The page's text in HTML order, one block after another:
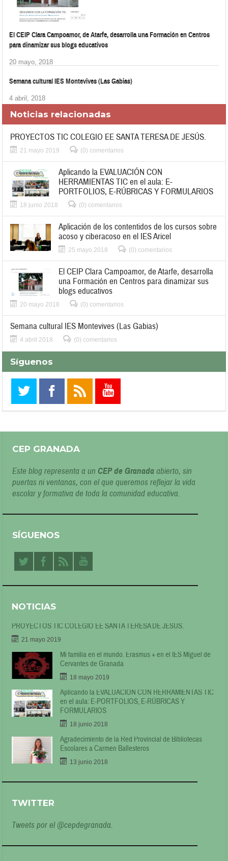
El CEIP Clara Campoamor, de Atarfe, desarrolla una Formación en Centros
para dinamizar sus blogs educativos
20 mayo, 2018
Semana cultural IES Montevives (Las Gabias)
4 abril, 2018
Noticias relacionadas
PROYECTOS TIC COLEGIO EE SANTA TERESA DE JESÚS.
21 mayo 2019 (0) comentarios
Aplicando la EVALUACIÓN CON
HERRAMIENTAS TIC en el aula: E-
PORTFOLIOS, E-RÚBRICAS Y FORMULARIOS
18 junio 2018 (0) comentarios
Aplicación de los contentidos de los cursos sobre
acoso y ciberacoso en el IES Aricel
25 mayo 2018 (0) comentarios
El CEIP Clara Campoamor, de Atarfe, desarrolla
una Formación en Centros para dinamizar sus
blogs educativos
20 mayo 2018 (0) comentarios
Semana cultural IES Montevives (Las Gabias)
4 abril 2018 (0) comentarios
Síguenos
CEP GRANADA
Este blog representa a un CEP de Granadaabierto, sin
puertas ni ventanas, con el que queremos reflejar la vida
escolar y formativa de toda la comunidad educativa.
SÍGUENOS
NOTICIAS
PROYECTOS TIC COLEGIO EE SANTA TERESA DE JESÚS.
21 mayo 2019
Mi familia en el mundo. Erasmus + en el IES Miguel de
Cervantes de Granada
18 mayo 2019
Aplicando la EVALUACIÓN CON HERRAMIENTAS TIC
en el aula: E-PORTFOLIOS, E-RÚBRICAS Y
FORMULARIOS
18 junio 2018
Agradecimiento de la Red Provincial de Bibliotecas
Escolares a Carmen Ballesteros
13 junio 2018
TWITTER
Tweets por el @cepdegranada.